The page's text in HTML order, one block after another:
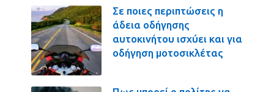
Σε ποιες περιπτώσεις η
άδεια οδήγησης
αυτοκινήτου ισχύει και για
οδήγηση μοτοσικλέτας